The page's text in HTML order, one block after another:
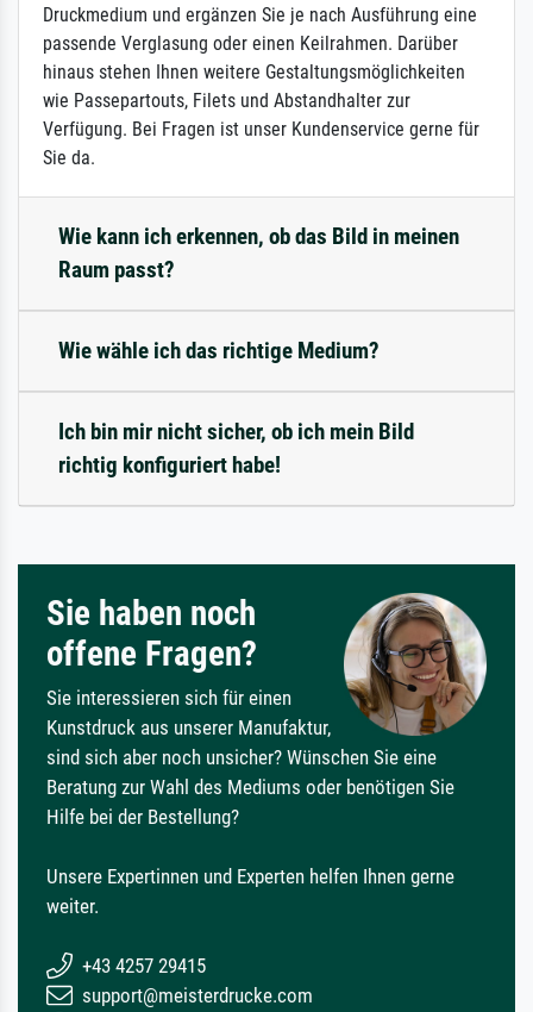
Druckmedium und ergänzen Sie je nach Ausführung eine
passende Verglasung oder einen Keilrahmen. Darüber
hinaus stehen Ihnen weitere Gestaltungsmöglichkeiten
wie Passepartouts, Filets und Abstandhalter zur
Verfügung. Bei Fragen ist unser Kundenservice gerne für
Sie da.
Wie kann ich erkennen, ob das Bild in meinen
Raum passt?
Wie wähle ich das richtige Medium?
Ich bin mir nicht sicher, ob ich mein Bild
richtig konfiguriert habe!
Sie haben noch
offene Fragen?
Sie interessieren sich für einen
Kunstdruck aus unserer Manufaktur,
sind sich aber noch unsicher? Wünschen Sie eine
Beratung zur Wahl des Mediums oder benötigen Sie
Hilfe bei der Bestellung?
Unsere Expertinnen und Experten helfen Ihnen gerne
weiter.
+43 4257 29415
support@meisterdrucke.com